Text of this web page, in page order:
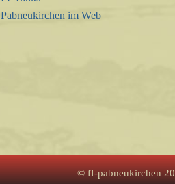
Pabneukirchen im Web
© ff-pabneukirchen